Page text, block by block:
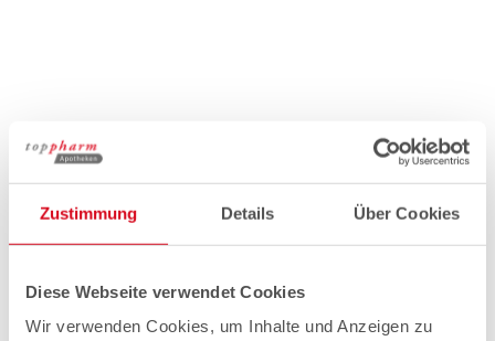
Zustimmung Details Über Cookies
Diese Webseite verwendet Cookies
Wir verwenden Cookies, um Inhalte und Anzeigen zu